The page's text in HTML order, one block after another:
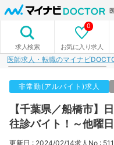
求人検索 お気に入り求人
0
医師求人・転職のマイナビ
非常勤(アルバイト)求人
【千葉県／船橋市】
往診バイト！～他曜
更新日 : 2024/02/14求人No :